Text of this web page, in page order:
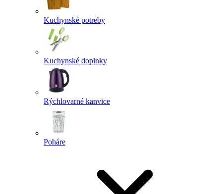
Kuchynské potreby
Kuchynské doplnky
Rýchlovarné kanvice
Poháre